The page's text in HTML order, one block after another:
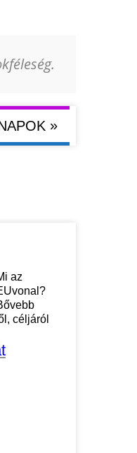
»
az
céljáról